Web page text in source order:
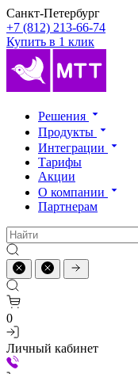
Санкт-Петербург
+7 (812) 213-66-74
Купить в 1 клик
Решения
Продукты
Интеграции
Тарифы
Акции
О компании
Партнерам
0
Личный кабинет